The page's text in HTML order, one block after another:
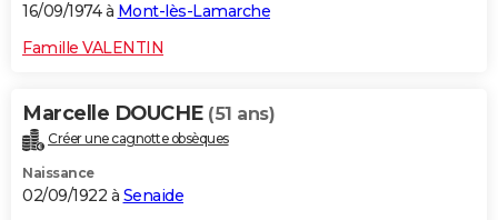
16/09/1974 à Mont-lès-Lamarche
Famille VALENTIN
Marcelle DOUCHE (51 ans)
Créer une cagnotte obsèques
Naissance
02/09/1922 à Senaide